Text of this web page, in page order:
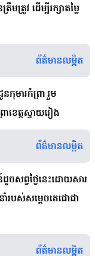
ត្រូវ ដើម្បីរក្សាតម្លៃ
ព័ត៌មានលម្អិត
ារកំព្រា រួម
េត្តស្វាយរៀង
ព័ត៌មានលម្អិត
ចសព្វថ្ងៃនេះដោយសារ
របស់សម្ដេចតេជោជា
ព័ត៌មានលម្អិត